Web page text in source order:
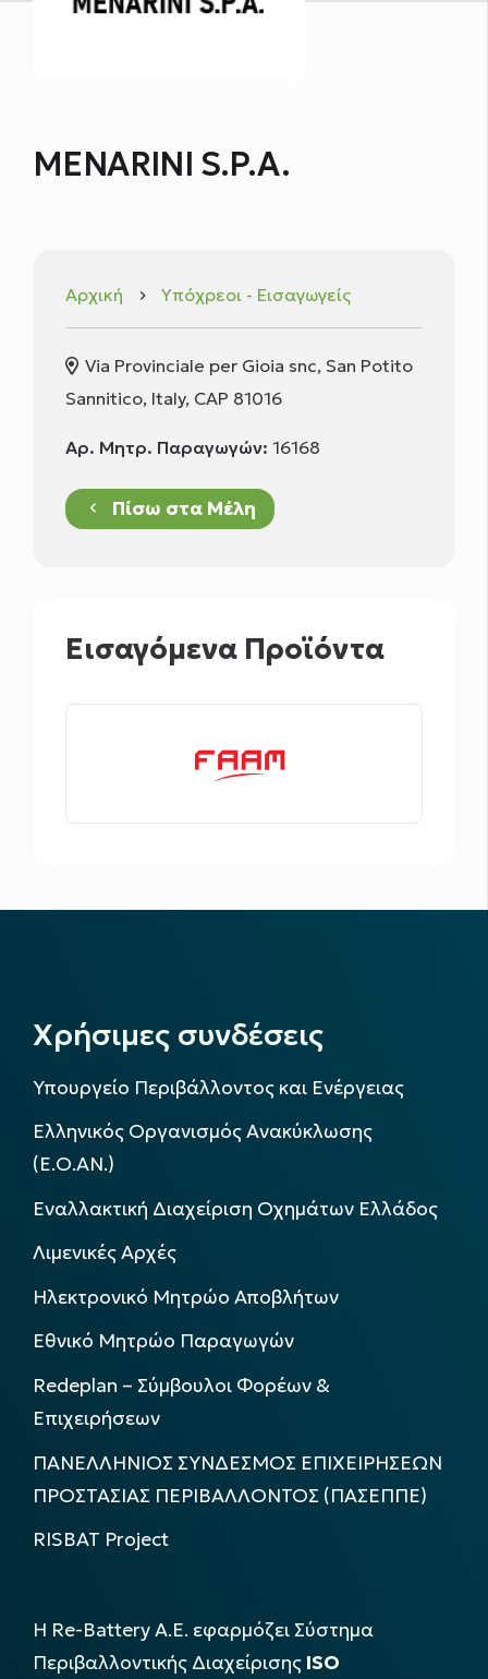
MENARINI S.P.A.
Αρχική keyboard_arrow_right Υπόχρεοι - Εισαγωγείς
Via Provinciale per Gioia snc, San Potito
Sannitico, Italy, CAP 81016
Αρ. Μητρ. Παραγωγών: 16168
keyboard_arrow_left Πίσω στα Μέλη
Εισαγόμενα Προϊόντα
Χρήσιμες συνδέσεις
Υπουργείο Περιβάλλοντος και Ενέργειας
Ελληνικός Οργανισμός Ανακύκλωσης
(Ε.Ο.ΑΝ.)
Εναλλακτική Διαχείριση Οχημάτων Ελλάδος
Λιμενικές Αρχές
Ηλεκτρονικό Μητρώο Αποβλήτων
Εθνικό Μητρώο Παραγωγών
Redeplan – Σύμβουλοι Φορέων &
Επιχειρήσεων
ΠΑΝΕΛΛΗΝΙΟΣ ΣΥΝΔΕΣΜΟΣ ΕΠΙΧΕΙΡΗΣΕΩΝ
ΠΡΟΣΤΑΣΙΑΣ ΠΕΡΙΒΑΛΛΟΝΤΟΣ (ΠΑΣΕΠΠΕ)
RISBAT Project
Η Re-Battery Α.Ε. εφαρμόζει Σύστημα
Περιβαλλοντικής Διαχείρισης ISO